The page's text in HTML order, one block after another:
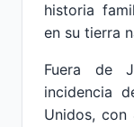
historia
en su tierra
Fuera de
incidencia
Unidos, con